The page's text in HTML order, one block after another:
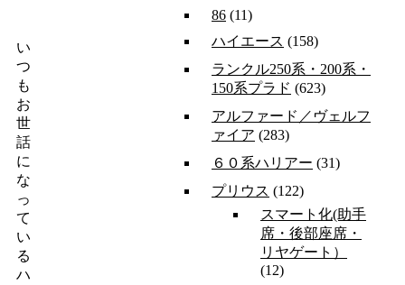
い
つ
も
お
世
話
に
な
っ
て
い
る
ハ
86 (11)
ハイエース (158)
ランクル250系・200系・
150系プラド (623)
アルファード／ヴェルフ
ァイア (283)
６０系ハリアー (31)
プリウス (122)
スマート化(助手
席・後部座席・
リヤゲート）
(12)